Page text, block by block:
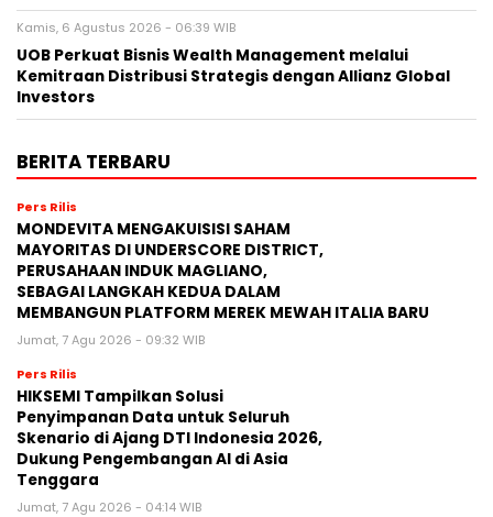
Kamis, 6 Agustus 2026 - 06:39 WIB
UOB Perkuat Bisnis Wealth Management melalui
Kemitraan Distribusi Strategis dengan Allianz Global
Investors
BERITA TERBARU
Pers Rilis
MONDEVITA MENGAKUISISI SAHAM
MAYORITAS DI UNDERSCORE DISTRICT,
PERUSAHAAN INDUK MAGLIANO,
SEBAGAI LANGKAH KEDUA DALAM
MEMBANGUN PLATFORM MEREK MEWAH ITALIA BARU
Jumat, 7 Agu 2026 - 09:32 WIB
Pers Rilis
HIKSEMI Tampilkan Solusi
Penyimpanan Data untuk Seluruh
Skenario di Ajang DTI Indonesia 2026,
Dukung Pengembangan AI di Asia
Tenggara
Jumat, 7 Agu 2026 - 04:14 WIB